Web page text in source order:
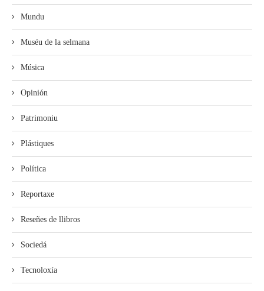
Mundu
Muséu de la selmana
Música
Opinión
Patrimoniu
Plástiques
Política
Reportaxe
Reseñes de llibros
Sociedá
Tecnoloxía